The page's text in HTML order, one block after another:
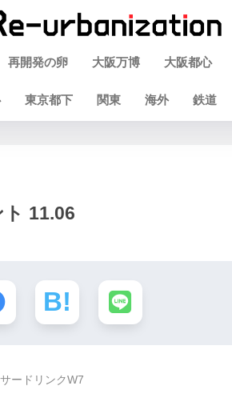
再開発の卵 大阪万博 大阪都心
東京都下 関東 海外 鉄道
11.06
ードリンクW7